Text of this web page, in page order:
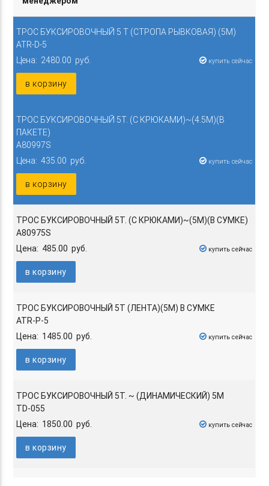
ТРОС БУКСИРОВОЧНЫЙ 5 Т (СТРОПА РЫВКОВАЯ) (5М)
ATR-D-5
Цена: 2480.00 руб.
купить сейчас
в корзину
ТРОС БУКСИРОВОЧНЫЙ 5Т. (С КРЮКАМИ)~(4.5М)(В
ПАКЕТЕ)
A80997S
Цена: 435.00 руб.
купить сейчас
в корзину
ТРОС БУКСИРОВОЧНЫЙ 5Т. (С КРЮКАМИ)~(5М)(В СУМКЕ)
A80975S
Цена: 485.00 руб.
купить сейчас
в корзину
ТРОС БУКСИРОВОЧНЫЙ 5Т (ЛЕНТА)(5М) В СУМКЕ
ATR-P-5
Цена: 1485.00 руб.
купить сейчас
в корзину
ТРОС БУКСИРОВОЧНЫЙ 5Т. ~ (ДИНАМИЧЕСКИЙ) 5М
TD-055
Цена: 1850.00 руб.
купить сейчас
в корзину